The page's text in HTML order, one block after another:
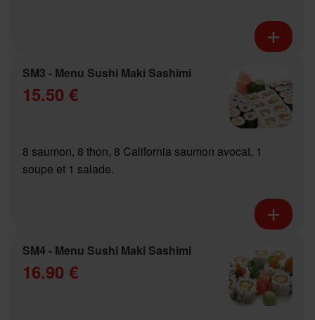
SM3 - Menu Sushi Maki Sashimi
15.50 €
8 saumon, 8 thon, 8 California saumon avocat, 1
soupe et 1 salade.
SM4 - Menu Sushi Maki Sashimi
16.90 €